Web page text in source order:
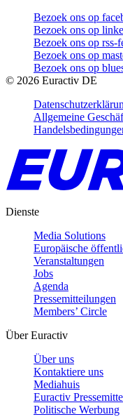
Bezoek ons op
Bezoek ons op
Bezoek ons op rss-
Bezoek ons op
Bezoek ons op
© 2026 Euractiv DE
Allgemeine
Dienste
Media Solutions
Europäische
Veranstaltungen
Jobs
Agenda
Pressemitteilungen
Members’ Circle
Über Euractiv
Über uns
Kontaktiere uns
Mediahuis
Euractiv
Politische Werbung